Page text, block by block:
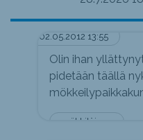
02.05.2012 13:55
mökkiläinen
Olin ihan
pidetään täällä